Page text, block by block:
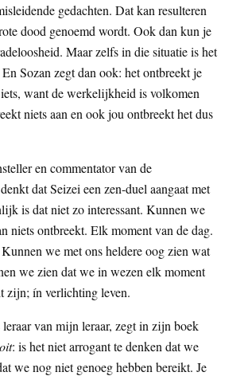
gedachten. Dat kan resulteren
dood genoemd wordt. Ook dan kun je
Maar zelfs in die situatie is het
Sozan zegt dan ook: het ontbreekt je
want de werkelijkheid is volkomen
niets aan en ook jou ontbreekt het dus
en commentator van de
dat Seizei een zen-duel aangaat met
is dat niet zo interessant. Kunnen we
niets ontbreekt. Elk moment van de dag.
we met ons heldere oog zien wat
we zien dat we in wezen elk moment
zijn; ín verlichting leven.
van mijn leraar, zegt in zijn boek
: is het niet arrogant te denken dat we
we nog niet genoeg hebben bereikt. Je